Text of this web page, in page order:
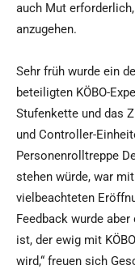
auch Mut
anzugehen.
Sehr früh wurde ein
beteiligten KÖBO-
Stufenkette und das
und Controller-
Personenrolltreppe
stehen würde, war
vielbeachteten
Feedback wurde
ist, der ewig mit
wird,“ freuen sich